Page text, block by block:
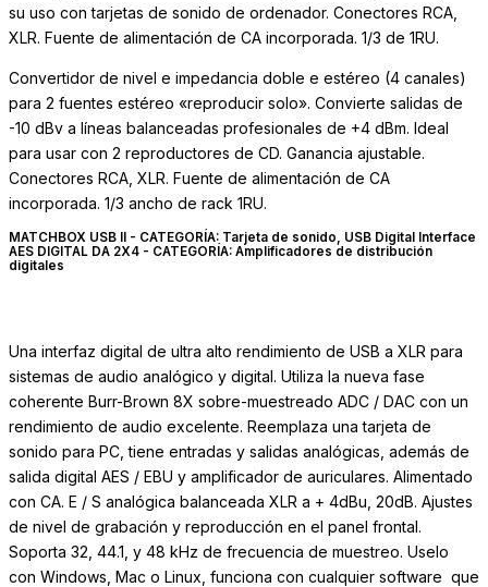
su uso con tarjetas de sonido de ordenador. Conectores RCA,
XLR. Fuente de alimentación de CA incorporada. 1/3 de 1RU.
Convertidor de nivel e impedancia doble e estéreo (4 canales)
para 2 fuentes estéreo «reproducir solo». Convierte salidas de
-10 dBv a líneas balanceadas profesionales de +4 dBm. Ideal
para usar con 2 reproductores de CD. Ganancia ajustable.
Conectores RCA, XLR. Fuente de alimentación de CA
incorporada. 1/3 ancho de rack 1RU.
MATCHBOX USB II - CATEGORÍA: Tarjeta de sonido, USB Digital Interface
AES DIGITAL DA 2X4 - CATEGORÍA: Amplificadores de distribución
digitales
Una interfaz digital de ultra alto rendimiento de USB a XLR para
sistemas de audio analógico y digital. Utiliza la nueva fase
coherente Burr-Brown 8X sobre-muestreado ADC / DAC con un
rendimiento de audio excelente. Reemplaza una tarjeta de
sonido para PC, tiene entradas y salidas analógicas, además de
salida digital AES / EBU y amplificador de auriculares. Alimentado
con CA. E / S analógica balanceada XLR a + 4dBu, 20dB. Ajustes
de nivel de grabación y reproducción en el panel frontal.
Soporta 32, 44.1, y 48 kHz de frecuencia de muestreo. Uselo
con Windows, Mac o Linux, funciona con cualquier software que